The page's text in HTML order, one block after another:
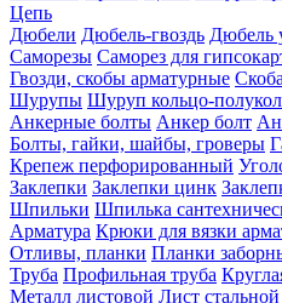
Цепь
Дюбели Дюбель-гвоздь Дюбель
Саморезы Саморез для
Гвозди, скобы арматурные
Шурупы Шуруп кольцо-
Анкерные болты Анкер болт
Болты, гайки, шайбы, гроверы
Крепеж перфорированный
Заклепки Заклепки цинк
Шпильки Шпилька
Арматура Крюки для вязки
Отливы, планки Планки
Труба Профильная труба
Металл листовой Лист стальной